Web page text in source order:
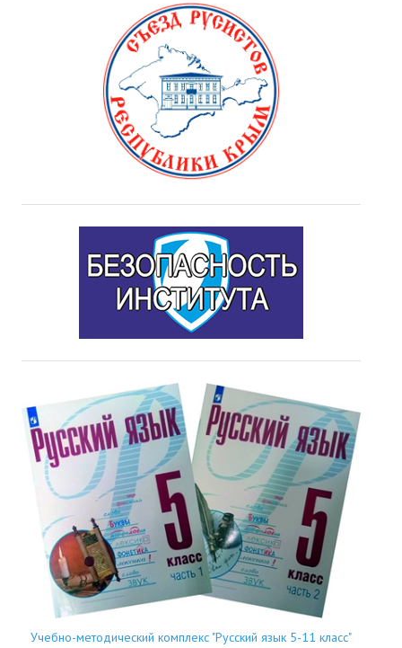
Учебно-методический комплекс "Русский язык 5-11 класс"